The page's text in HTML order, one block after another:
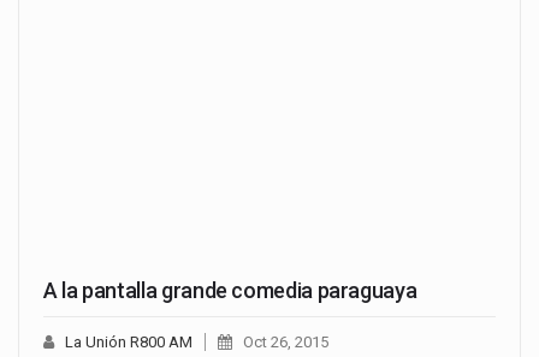
A la pantalla grande comedia paraguaya
La Unión R800 AM Oct 26, 2015